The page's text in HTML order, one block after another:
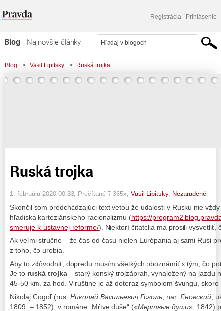
Registrácia Prihlásenie
Blog
Najnovšie články
Najčítanejšie články
Najkomentovanejšie články
Blog > Vasil Lipitsky > Ruská trojka
Ruská trojka
1. februára 2020 00:33 , Prečítané 7 365x, Vasil Lipitsky, Nezaradené
Skončil som predchádzajúci text vetou že udalosti v Rusku nie
hľadiska karteziánskeho racionalizmu (https://
smeruje-k-ustavnej-reforme/). Niektorí čitatelia ma prosili vysvetliť,
Ak veľmi stručne – že čas od času nielen Európania aj sami Rusi
z toho, čo urobia.
Aby to zdôvodniť, dopredu musím všetkých oboznámiť s tým, čo
Je to ruská trojka – starý konský trojzáprah, vynaložený na jazdu
45-50 km. za hod. V ruštine je až doteraz symbolom švungu,
Nikolaj Gogoľ (rus. Николай Васильевич Гоголь; nar. Яновский ,
1809. – 1852), v románe „Mŕtve duše“ («Мертвые души», 1842)